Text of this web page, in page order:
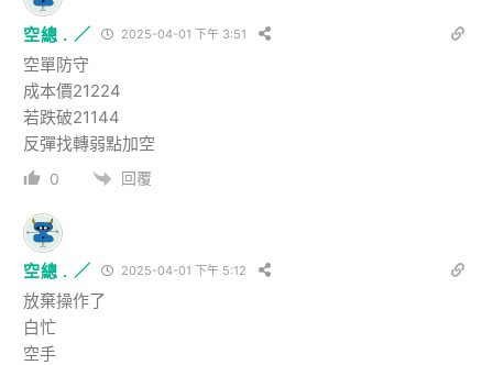
空總 . ／ 2025-04-01 下午 3:51
空單防守
成本價21224
若跌破21144
反彈找轉弱點加空
0 回覆
空總 . ／ 2025-04-01 下午 5:12
放棄操作了
白忙
空手